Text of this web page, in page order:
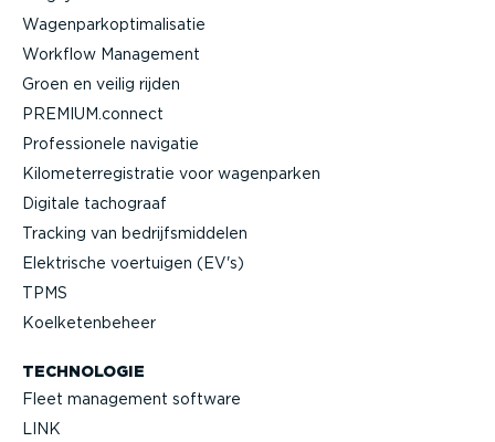
Wagen­par­kop­ti­ma­li­satie
Workflow Management
Groen en veilig rijden
PREMIUM.connect
Profes­si­onele navigatie
Kilome­ter­re­gi­stratie voor wagenparken
Digitale tachograaf
Tracking van bedrijfs­mid­delen
Elektrische voertuigen (EV's)
TPMS
Koelke­ten­beheer
TECHNOLOGIE
Fleet management software
LINK